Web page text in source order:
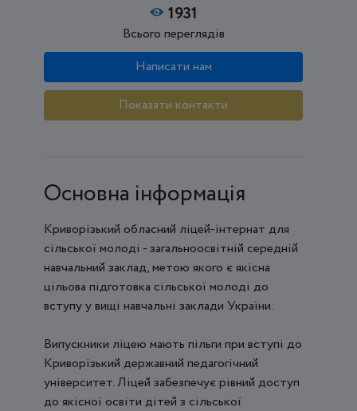
1931
Всього переглядів
Написати нам
Показати контакти
Основна інформація
Криворізький обласний ліцей-інтернат для
сільської молоді - загальноосвітній середній
навчальний заклад, метою якого є якісна
цільова підготовка сільської молоді до
вступу у вищі навчальні заклади України.
Випускники ліцею мають пільги при вступі до
Криворізький державний педагогічний
університет. Ліцей забезпечує рівний доступ
до якісної освіти дітей з сільської